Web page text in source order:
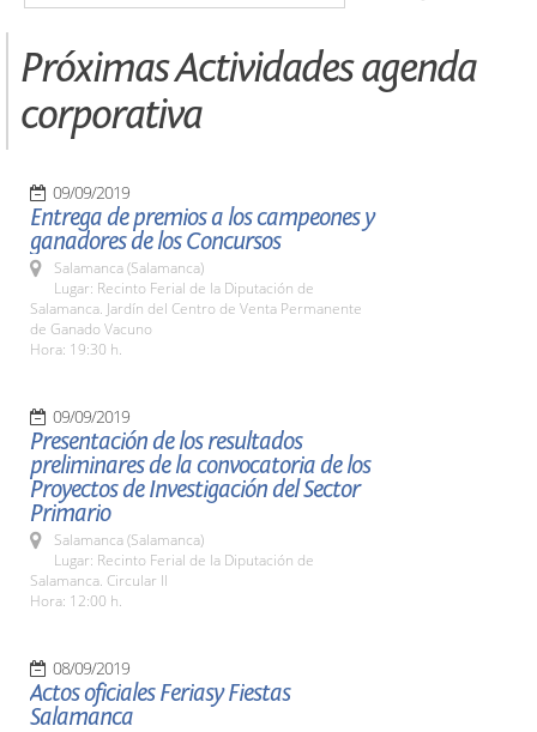
Próximas Actividades agenda
corporativa
09/09/2019
Entrega de premios a los campeones y
ganadores de los Concursos
Salamanca (Salamanca)
Lugar: Recinto Ferial de la Diputación de
Salamanca. Jardín del Centro de Venta Permanente
de Ganado Vacuno
Hora: 19:30 h.
09/09/2019
Presentación de los resultados
preliminares de la convocatoria de los
Proyectos de Investigación del Sector
Primario
Salamanca (Salamanca)
Lugar: Recinto Ferial de la Diputación de
Salamanca. Circular II
Hora: 12:00 h.
08/09/2019
Actos oficiales Feriasy Fiestas
Salamanca